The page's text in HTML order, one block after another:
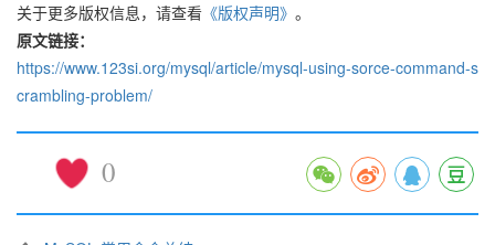
关于更多版权信息，请查看 《版权声明》 。
原文链接：
https://www.123si.org/mysql/article/mysql-using-sorce-command-s
crambling-problem/
0